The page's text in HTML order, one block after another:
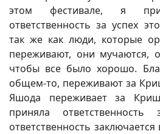
этом фестивале, я
ответственность за успех
так же как люди, которые
переживают, они мучаются,
чтобы все было хорошо.
общем-то, переживают за
Яшода переживает за
приняла
ответственность